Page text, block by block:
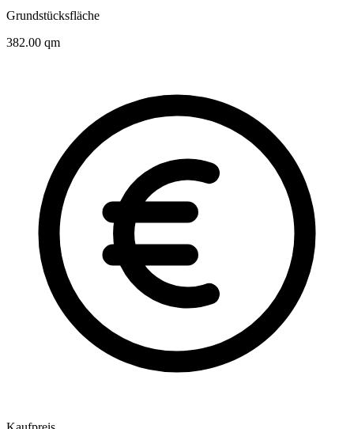
Grundstücksfläche
382.00 qm